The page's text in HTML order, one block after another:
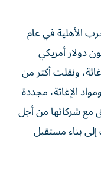
الأهلية في عام
بتقديم أكثر من 600 مليون دولار أمريكي
وأرسلت 162 رحلة إغاثة، ونقلت أكثر من
الإغاثة، مجددة
مع شركائها من أجل
بناء مستقبل